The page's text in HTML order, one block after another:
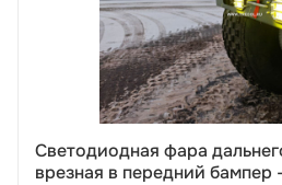
Светодиодная фара
врезная в передний бампер